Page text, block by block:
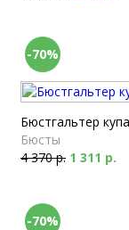
-70%
Бюстгальтер
Бюсты
4 370 р. 1 311 р.
-70%